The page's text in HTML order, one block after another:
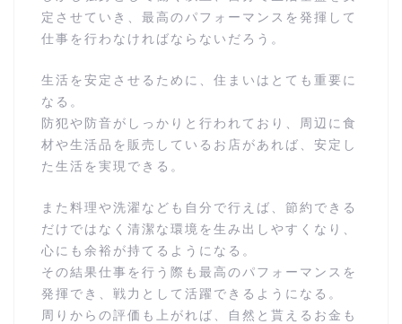
定させていき、最高のパフォーマンスを発揮して
仕事を行わなければならないだろう。
生活を安定させるために、住まいはとても重要に
なる。
防犯や防音がしっかりと行われており、周辺に食
材や生活品を販売しているお店があれば、安定し
た生活を実現できる。
また料理や洗濯なども自分で行えば、節約できる
だけではなく清潔な環境を生み出しやすくなり、
心にも余裕が持てるようになる。
その結果仕事を行う際も最高のパフォーマンスを
発揮でき、戦力として活躍できるようになる。
周りからの評価も上がれば、自然と貰えるお金も